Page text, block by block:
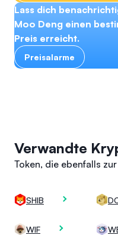
Lass dich
Moo Deng einen
Preis erreicht.
Preisalarme
Verwandte
Token, die ebenfalls
SHIB
WIF